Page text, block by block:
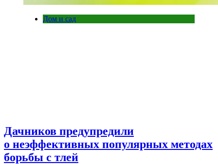
Дом и сад
Дачников предупредили
о неэффективных популярных методах
борьбы с тлей